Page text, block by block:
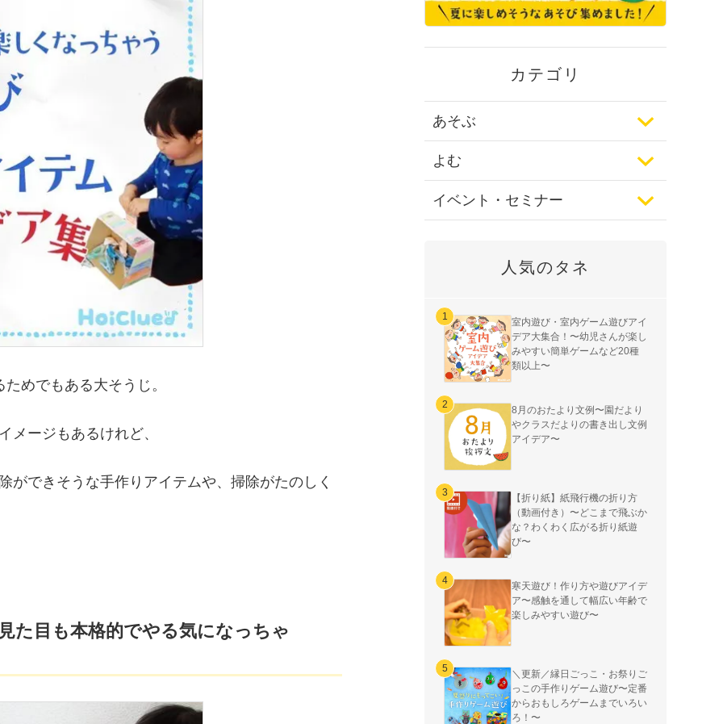
めでもある大そうじ。
メージもあるけれど、
ができそうな手作りアイテムや、掃除がたのしく
た目も本格的でやる気になっちゃ
カテゴリ
あそぶ
よむ
イベント・セミナー
人気のタネ
室内遊び・室内ゲーム遊びアイ
デア大集合！〜幼児さんが楽し
みやすい簡単ゲームなど20種
類以上〜
8月のおたより文例〜園だより
やクラスだよりの書き出し文例
アイデア〜
【折り紙】紙飛行機の折り方
（動画付き）〜どこまで飛ぶか
な？わくわく広がる折り紙遊
び〜
寒天遊び！作り方や遊びアイデ
ア〜感触を通して幅広い年齢で
楽しみやすい遊び〜
＼更新／縁日ごっこ・お祭りご
っこの手作りゲーム遊び〜定番
からおもしろゲームまでいろい
ろ！〜